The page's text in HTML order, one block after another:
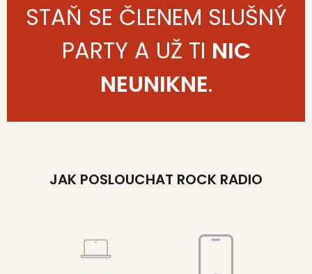
STAŇ SE ČLENEM SLUŠNÝ
PARTY A UŽ TI NIC
NEUNIKNE.
JAK POSLOUCHAT ROCK RADIO